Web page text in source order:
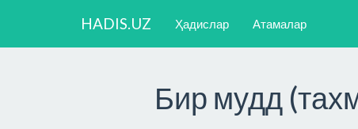
HADIS.UZ Ҳадислар Атамалар
Бир мудд